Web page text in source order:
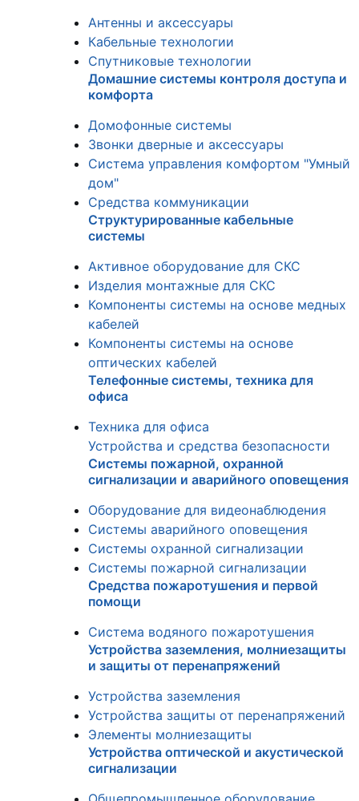
Антенны и аксессуары
Кабельные технологии
Спутниковые технологии
Домашние системы контроля доступа и
комфорта
Домофонные системы
Звонки дверные и аксессуары
Система управления комфортом "Умный
дом"
Средства коммуникации
Структурированные кабельные
системы
Активное оборудование для СКС
Изделия монтажные для СКС
Компоненты системы на основе медных
кабелей
Компоненты системы на основе
оптических кабелей
Телефонные системы, техника для
офиса
Техника для офиса
Устройства и средства безопасности
Системы пожарной, охранной
сигнализации и аварийного оповещения
Оборудование для видеонаблюдения
Системы аварийного оповещения
Системы охранной сигнализации
Системы пожарной сигнализации
Средства пожаротушения и первой
помощи
Система водяного пожаротушения
Устройства заземления, молниезащиты
и защиты от перенапряжений
Устройства заземления
Устройства защиты от перенапряжений
Элементы молниезащиты
Устройства оптической и акустической
сигнализации